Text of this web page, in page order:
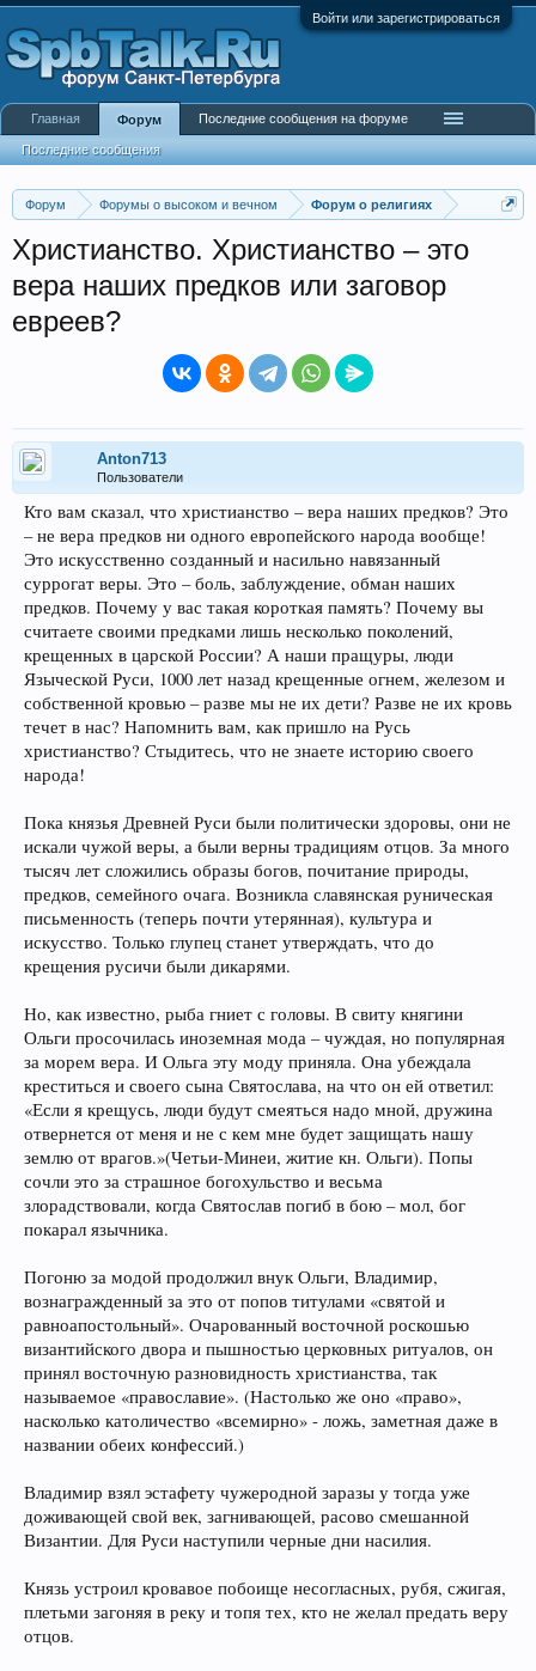
Войти или зарегистрироваться
Форум Форумы о высоком и вечном Форум о религиях
Христианство. Христианство – это
вера наших предков или заговор
евреев?
Anton713
Пользователи
Кто вам сказал, что христианство – вера наших предков? Это
– не вера предков ни одного европейского народа вообще!
Это искусственно созданный и насильно навязанный
суррогат веры. Это – боль, заблуждение, обман наших
предков. Почему у вас такая короткая память? Почему вы
считаете своими предками лишь несколько поколений,
крещенных в царской России? А наши пращуры, люди
Языческой Руси, 1000 лет назад крещенные огнем, железом и
собственной кровью – разве мы не их дети? Разве не их кровь
течет в нас? Напомнить вам, как пришло на Русь
христианство? Стыдитесь, что не знаете историю своего
народа!
Пока князья Древней Руси были политически здоровы, они не
искали чужой веры, а были верны традициям отцов. За много
тысяч лет сложились образы богов, почитание природы,
предков, семейного очага. Возникла славянская руническая
письменность (теперь почти утерянная), культура и
искусство. Только глупец станет утверждать, что до
крещения русичи были дикарями.
Но, как известно, рыба гниет с головы. В свиту княгини
Ольги просочилась иноземная мода – чуждая, но популярная
за морем вера. И Ольга эту моду приняла. Она убеждала
креститься и своего сына Святослава, на что он ей ответил:
«Если я крещусь, люди будут смеяться надо мной, дружина
отвернется от меня и не с кем мне будет защищать нашу
землю от врагов.»(Четьи-Минеи, житие кн. Ольги). Попы
сочли это за страшное богохульство и весьма
злорадствовали, когда Святослав погиб в бою – мол, бог
покарал язычника.
Погоню за модой продолжил внук Ольги, Владимир,
вознагражденный за это от попов титулами «святой и
равноапостольный». Очарованный восточной роскошью
византийского двора и пышностью церковных ритуалов, он
принял восточную разновидность христианства, так
называемое «православие». (Настолько же оно «право»,
насколько католичество «всемирно» - ложь, заметная даже в
названии обеих конфессий.)
Владимир взял эстафету чужеродной заразы у тогда уже
доживающей свой век, загнивающей, расово смешанной
Византии. Для Руси наступили черные дни насилия.
Князь устроил кровавое побоище несогласных, рубя, сжигая,
плетьми загоняя в реку и топя тех, кто не желал предать веру
отцов.
Главная Форум
Последние сообщения
Последние сообщения на форуме